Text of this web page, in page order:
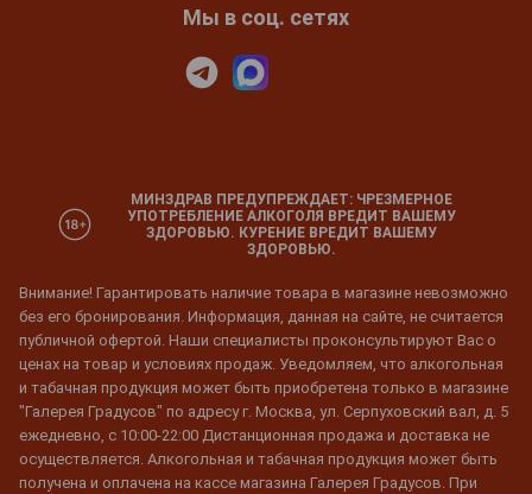
Мы в соц. сетях
МИНЗДРАВ ПРЕДУПРЕЖДАЕТ: ЧРЕЗМЕРНОЕ
УПОТРЕБЛЕНИЕ АЛКОГОЛЯ ВРЕДИТ ВАШЕМУ
ЗДОРОВЬЮ. КУРЕНИЕ ВРЕДИТ ВАШЕМУ
ЗДОРОВЬЮ.
Внимание! Гарантировать наличие товара в магазине невозможно
без его бронирования. Информация, данная на сайте, не считается
публичной офертой. Наши специалисты проконсультируют Вас о
ценах на товар и условиях продаж. Уведомляем, что алкогольная
и табачная продукция может быть приобретена только в магазине
"Галерея Градусов" по адресу г. Москва, ул. Серпуховский вал, д. 5
ежедневно, с 10:00-22:00 Дистанционная продажа и доставка не
осуществляется. Алкогольная и табачная продукция может быть
получена и оплачена на кассе магазина Галерея Градусов. При